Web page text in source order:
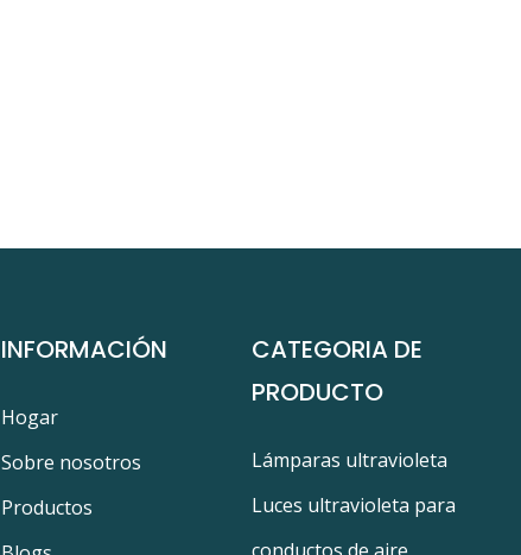
INFORMACIÓN
Hogar
Sobre nosotros
Productos
CATEGORIA DE
PRODUCTO
Lámparas ultravioleta
Luces ultravioleta para